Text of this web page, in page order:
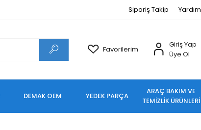
Sipariş Takip Yardım
Favorilerim
Giriş Yap
Üye Ol
DEMAK OEM YEDEK PARÇA
ARAÇ BAKIM VE
TEMİZLİK ÜRÜNLERİ